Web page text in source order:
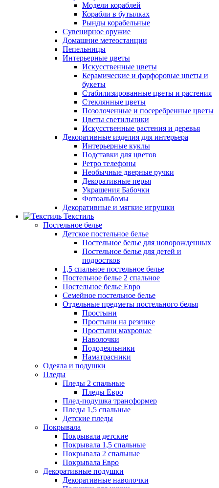
Модели кораблей
Корабли в бутылках
Рынды корабельные
Сувенирное оружие
Домашние метеостанции
Пепельницы
Интерьерные цветы
Искусственные цветы
Керамические и фарфоровые цветы и
букеты
Стабилизированные цветы и растения
Стеклянные цветы
Позолоченные и посеребренные цветы
Цветы светильники
Искусственные растения и деревья
Декоративные изделия для интерьера
Интерьерные куклы
Подставки для цветов
Ретро телефоны
Необычные дверные ручки
Декоративные перья
Украшения Бабочки
Фотоальбомы
Декоративные и мягкие игрушки
Текстиль
Постельное белье
Детское постельное белье
Постельное белье для новорожденных
Постельное белье для детей и
подростков
1,5 спальное постельное белье
Постельное белье 2 спальное
Постельное белье Евро
Семейное постельное белье
Отдельные предметы постельного белья
Простыни
Простыни на резинке
Простыни махровые
Наволочки
Пододеяльники
Наматрасники
Одеяла и подушки
Пледы
Пледы 2 спальные
Пледы Евро
Плед-подушка трансформер
Пледы 1,5 спальные
Детские пледы
Покрывала
Покрывала детские
Покрывала 1,5 спальные
Покрывала 2 спальные
Покрывала Евро
Декоративные подушки
Декоративные наволочки